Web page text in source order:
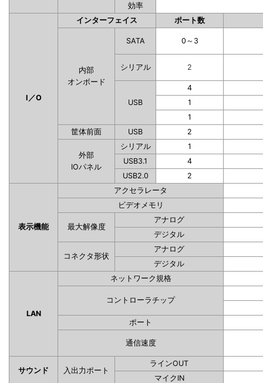
効率
I／O
インターフェイス ポート数
内部
オンボード
SATA 0～3
シリアル 2
USB
4
1
1
筐体前面
USB 2
外部
IOパネル
シリアル
1
USB3.1
4
USB2.0
2
表示機能
アクセラレータ
ビデオメモリ
最大解像度
アナログ
デジタル
コネクタ形状
アナログ
デジタル
LAN
ネットワーク規格
コントローラチップ
ポート
通信速度
サウンド 入出力ポート
ラインOUT
マイクIN